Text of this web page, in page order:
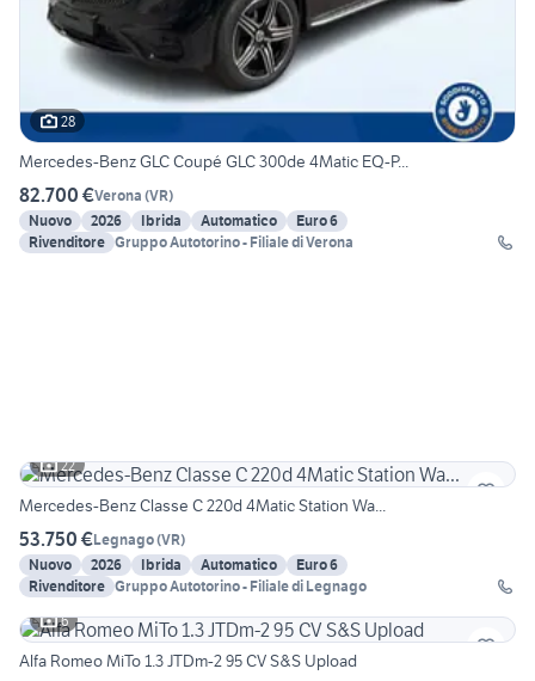
28
Mercedes-Benz GLC Coupé GLC 300de 4Matic EQ-P...
82.700 €Verona (VR)
Nuovo
2026 Ibrida Automatico
Euro 6
Rivenditore Gruppo Autotorino - Filiale di Verona
22
Mercedes-Benz Classe C 220d 4Matic Station Wa...
53.750 €Legnago(VR)
Nuovo
2026 Ibrida Automatico
Euro 6
Rivenditore Gruppo Autotorino - Filiale di Legnago
6
Alfa Romeo MiTo 1.3 JTDm-2 95 CV S&S Upload